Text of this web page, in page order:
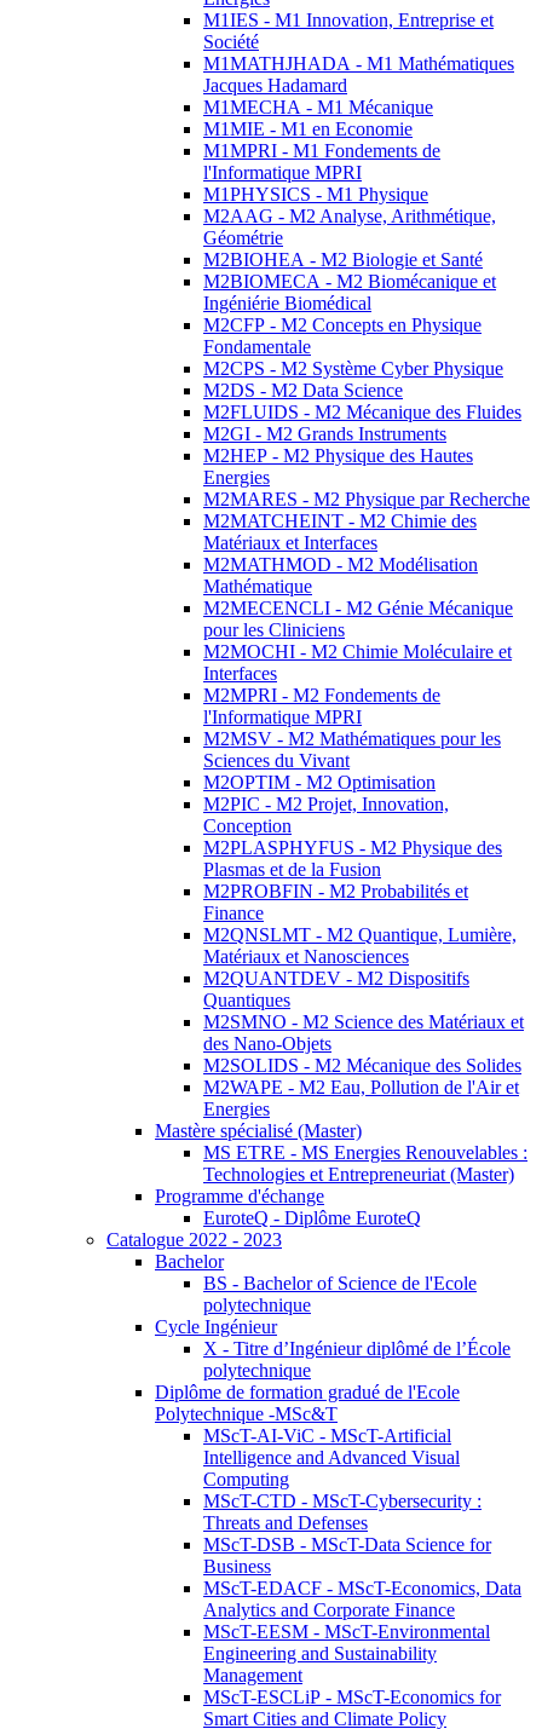
M1IES - M1 Innovation, Entreprise et
Société
M1MATHJHADA - M1 Mathématiques
Jacques Hadamard
M1MECHA - M1 Mécanique
M1MIE - M1 en Economie
M1MPRI - M1 Fondements de
l'Informatique MPRI
M1PHYSICS - M1 Physique
M2AAG - M2 Analyse, Arithmétique,
Géométrie
M2BIOHEA - M2 Biologie et Santé
M2BIOMECA - M2 Biomécanique et
Ingéniérie Biomédical
M2CFP - M2 Concepts en Physique
Fondamentale
M2CPS - M2 Système Cyber Physique
M2DS - M2 Data Science
M2FLUIDS - M2 Mécanique des Fluides
M2GI - M2 Grands Instruments
M2HEP - M2 Physique des Hautes
Energies
M2MARES - M2 Physique par Recherche
M2MATCHEINT - M2 Chimie des
Matériaux et Interfaces
M2MATHMOD - M2 Modélisation
Mathématique
M2MECENCLI - M2 Génie Mécanique
pour les Cliniciens
M2MOCHI - M2 Chimie Moléculaire et
Interfaces
M2MPRI - M2 Fondements de
l'Informatique MPRI
M2MSV - M2 Mathématiques pour les
Sciences du Vivant
M2OPTIM - M2 Optimisation
M2PIC - M2 Projet, Innovation,
Conception
M2PLASPHYFUS - M2 Physique des
Plasmas et de la Fusion
M2PROBFIN - M2 Probabilités et
Finance
M2QNSLMT - M2 Quantique, Lumière,
Matériaux et Nanosciences
M2QUANTDEV - M2 Dispositifs
Quantiques
M2SMNO - M2 Science des Matériaux et
des Nano-Objets
M2SOLIDS - M2 Mécanique des Solides
M2WAPE - M2 Eau, Pollution de l'Air et
Energies
Mastère spécialisé (Master)
MS ETRE - MS Energies Renouvelables :
Technologies et Entrepreneuriat (Master)
Programme d'échange
EuroteQ - Diplôme EuroteQ
Catalogue 2022 - 2023
Bachelor
BS - Bachelor of Science de l'Ecole
polytechnique
Cycle Ingénieur
X - Titre d’Ingénieur diplômé de l’École
polytechnique
Diplôme de formation gradué de l'Ecole
Polytechnique -MSc&T
MScT-AI-ViC - MScT-Artificial
Intelligence and Advanced Visual
Computing
MScT-CTD - MScT-Cybersecurity :
Threats and Defenses
MScT-DSB - MScT-Data Science for
Business
MScT-EDACF - MScT-Economics, Data
Analytics and Corporate Finance
MScT-EESM - MScT-Environmental
Engineering and Sustainability
Management
MScT-ESCLiP - MScT-Economics for
Smart Cities and Climate Policy